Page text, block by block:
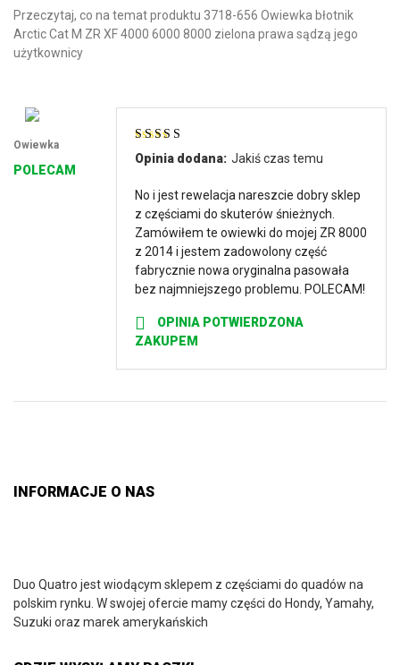
Przeczytaj, co na temat produktu 3718-656 Owiewka błotnik
Arctic Cat M ZR XF 4000 6000 8000 zielona prawa sądzą jego
użytkownicy
Owiewka
POLECAM
Oceniono
na
5
Opinia dodana: Jakiś czas temu
No i jest rewelacja nareszcie dobry sklep
z częściami do skuterów śnieżnych.
Zamówiłem te owiewki do mojej ZR 8000
z 2014 i jestem zadowolony część
fabrycznie nowa oryginalna pasowała
bez najmniejszego problemu. POLECAM!
OPINIA POTWIERDZONA
ZAKUPEM
INFORMACJE O NAS
Duo Quatro jest wiodącym sklepem z częściami do quadów na
polskim rynku. W swojej ofercie mamy części do Hondy, Yamahy,
Suzuki oraz marek amerykańskich